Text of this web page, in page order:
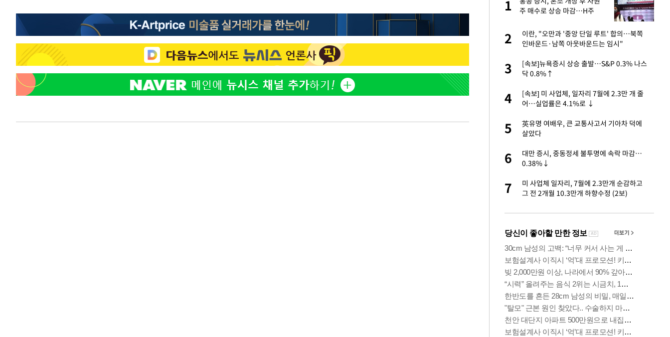
2
'서준맘' 박세미, 연하 남자친구와 열애 "결혼
생각도"
3
백혈병 재발 최성원 "치료가 날 죽이는 것 같
았다" 눈물
4
[속보]이 대통령 "부동산 공급 기존 사고방식
5
이 대통령, 6시간 부동산 회의서 공급 논
1
주 매수로 상승 마감…H주
2
이란, "오만과 '중앙 단일 루트' 합의…북쪽
인바운드·남쪽 아웃바운드는 임시"
3
[속보]뉴욕증시 상승 출발…S&P 0.3% 나스
닥 0.8%↑
4
[속보] 미 사업체, 일자리 7월에 2.3만 개 줄
어…실업률은 4.1%로 ↓
5
英유명 여배우, 큰 교통사고서 기아차 덕에
살았다
6
대만 증시, 중동정세 불투명에 속락 마감…
0.38%↓
7
미 사업체 일자리, 7월에 2.3만개 순감하고
그 전 2개월 10.3만개 하향수정 (2보)